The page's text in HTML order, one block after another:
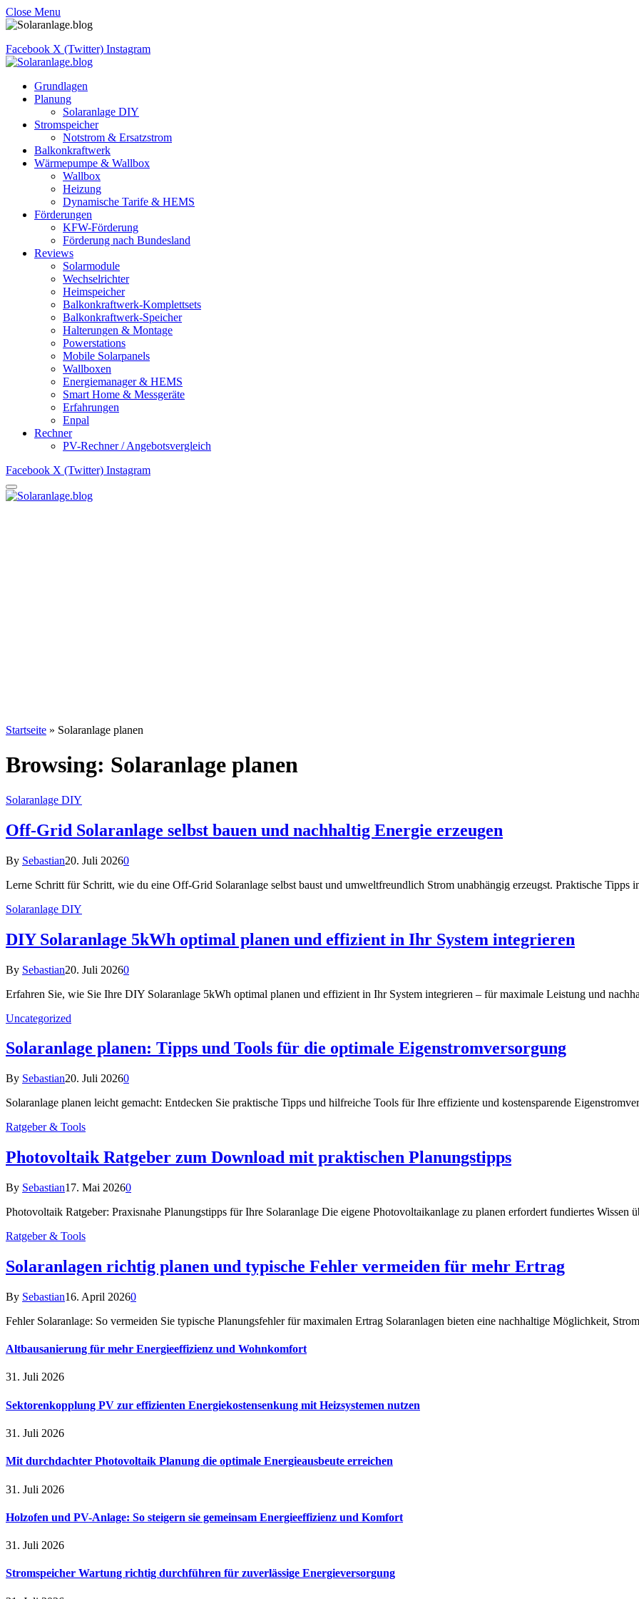
Close Menu
Facebook X (Twitter) Instagram
Grundlagen
Planung
Solaranlage DIY
Stromspeicher
Notstrom & Ersatzstrom
Balkonkraftwerk
Wärmepumpe & Wallbox
Wallbox
Heizung
Dynamische Tarife & HEMS
Förderungen
KFW-Förderung
Förderung nach Bundesland
Reviews
Solarmodule
Wechselrichter
Heimspeicher
Balkonkraftwerk-Komplettsets
Balkonkraftwerk-Speicher
Halterungen & Montage
Powerstations
Mobile Solarpanels
Wallboxen
Energiemanager & HEMS
Smart Home & Messgeräte
Erfahrungen
Enpal
Rechner
PV-Rechner / Angebotsvergleich
Facebook X (Twitter) Instagram
Startseite » Solaranlage planen
Browsing: Solaranlage planen
Solaranlage DIY
Off-Grid Solaranlage selbst bauen und nachhaltig Energie erzeugen
By Sebastian20. Juli 20260
Lerne Schritt für Schritt, wie du eine Off-Grid Solaranlage selbst baust und umweltfreundlich Strom unabhängig erzeugst. Praktische Tipps
Solaranlage DIY
DIY Solaranlage 5kWh optimal planen und effizient in Ihr System integrieren
By Sebastian20. Juli 20260
Erfahren Sie, wie Sie Ihre DIY Solaranlage 5kWh optimal planen und effizient in Ihr System integrieren – für maximale Leistung und
Uncategorized
Solaranlage planen: Tipps und Tools für die optimale Eigenstromversorgung
By Sebastian20. Juli 20260
Solaranlage planen leicht gemacht: Entdecken Sie praktische Tipps und hilfreiche Tools für Ihre effiziente und kostensparende
Ratgeber & Tools
Photovoltaik Ratgeber zum Download mit praktischen Planungstipps
By Sebastian17. Mai 20260
Photovoltaik Ratgeber: Praxisnahe Planungstipps für Ihre Solaranlage Die eigene Photovoltaikanlage zu planen erfordert fundiertes
Ratgeber & Tools
Solaranlagen richtig planen und typische Fehler vermeiden für mehr Ertrag
By Sebastian16. April 20260
Fehler Solaranlage: So vermeiden Sie typische Planungsfehler für maximalen Ertrag Solaranlagen bieten eine nachhaltige Möglichkeit,
Altbausanierung für mehr Energieeffizienz und Wohnkomfort
31. Juli 2026
Sektorenkopplung PV zur effizienten Energiekostensenkung mit Heizsystemen nutzen
31. Juli 2026
Mit durchdachter Photovoltaik Planung die optimale Energieausbeute erreichen
31. Juli 2026
Holzofen und PV-Anlage: So steigern sie gemeinsam Energieeffizienz und Komfort
31. Juli 2026
Stromspeicher Wartung richtig durchführen für zuverlässige Energieversorgung